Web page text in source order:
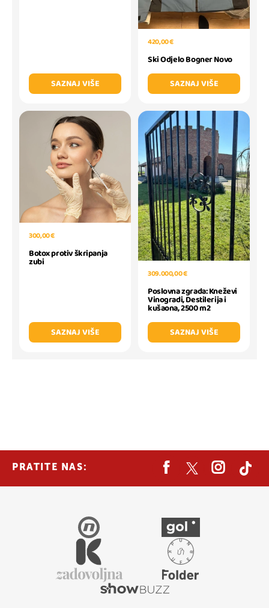
SAZNAJ VIŠE
420,00 €
Ski Odjelo Bogner Novo
SAZNAJ VIŠE
300,00 €
Botox protiv škripanja
zubi
SAZNAJ VIŠE
309.000,00 €
Poslovna zgrada: Kneževi
Vinogradi, Destilerija i
kušaona, 2500 m2
SAZNAJ VIŠE
PRATITE NAS: